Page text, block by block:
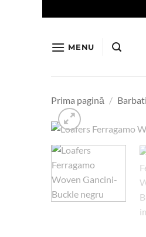
to
MENU
Prima pagină / Barbati